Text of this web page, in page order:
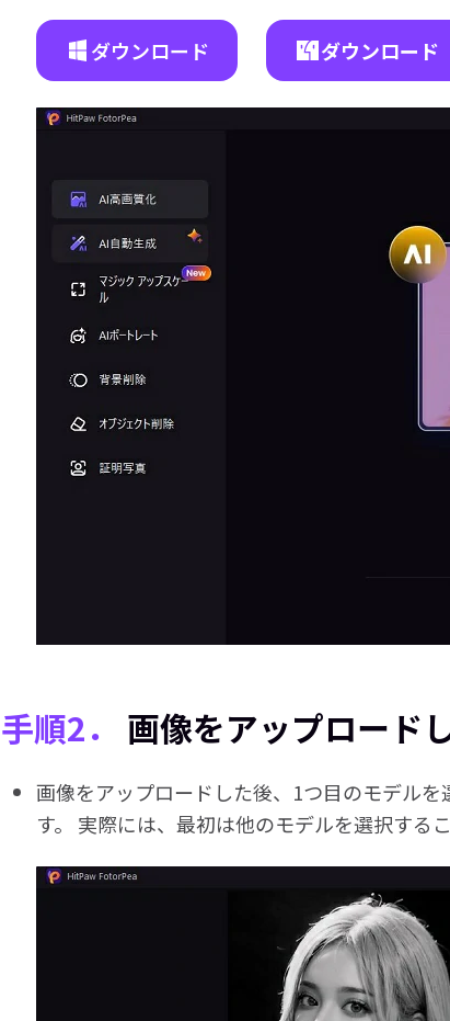
ダウンロード ダウンロード
手順2． 画像をアップロード
画像をアップロードした後、1つ目のモデル
す。 実際には、最初は他のモデルを選択する